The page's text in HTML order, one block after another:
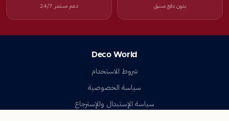
بدون دفع مسبق دعم مستمر 24/7
Deco World
شروط الاستخدام
سياسة الخصوصية
سياسة الإستبدال والإسترجاع